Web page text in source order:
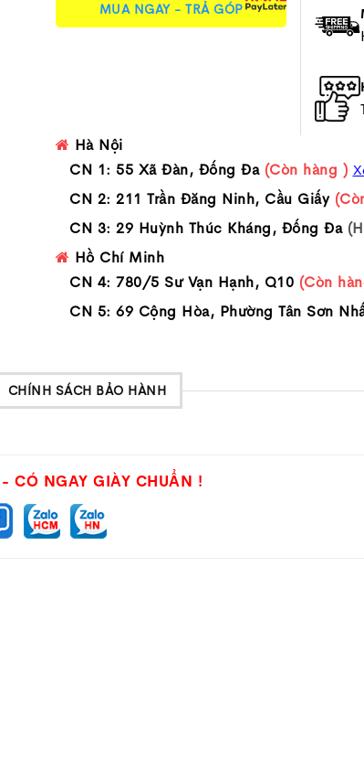
MUA NGAY - TRẢ GÓP
Hà Nội
CN 1: 55 Xã Đàn, Đống Đa (Còn hàng )
CN 2: 211 Trần Đăng Ninh, Cầu Giấy
CN 3: 29 Huỳnh Thúc Kháng, Đống Đa
Hồ Chí Minh
CN 4: 780/5 Sư Vạn Hạnh, Q10 (Còn
CN 5: 69 Cộng Hòa, Phường Tân Sơn
CHÍNH SÁCH BẢO HÀNH
CÓ NGAY GIÀY CHUẨN !